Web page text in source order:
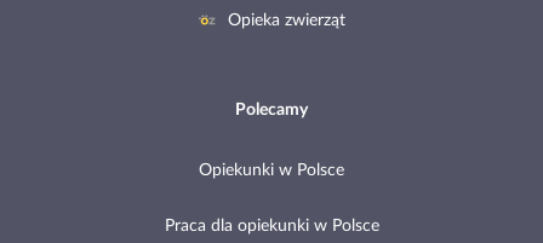
Opieka zwierząt
Polecamy
Opiekunki w Polsce
Praca dla opiekunki w Polsce